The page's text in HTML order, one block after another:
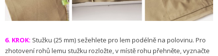
6. KROK: Stužku (25 mm) sežehlete pro lem podélně na polovinu. Pro
zhotovení rohů lemu stužku rozložte, v místě rohu přehněte, vyznačte